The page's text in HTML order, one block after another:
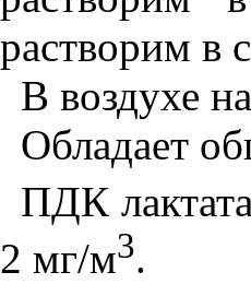
растворим в
В воздухе
Обладает
ПДК
2 мг/м3.